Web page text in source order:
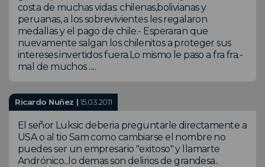
costa de muchas vidas: chilenas,bolivianas y
peruanas, a los sobrevivientes les regalaron
medallas y el pago de chile.- Esperaran que
nuevamente salgan los chilenitos a proteger sus
intereses invertidos fuera.Lo mismo le paso a fra fra.-
mal de muchos .....
Ricardo Nuñez | 15.03.2011
El señor Luksic deberia preguntarle directamente a
USA o al tio Sam como cambiarse el nombre no
puedes ser un empresario "exitoso" y llamarte
Andrónico...lo demas son delirios de grandesa..